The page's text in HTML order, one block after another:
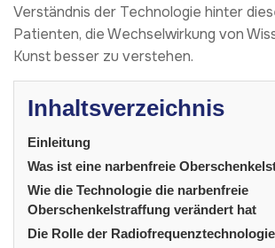
Verständnis der Technologie hinter
Patienten, die Wechselwirkung von
Kunst besser zu verstehen.
Inhaltsverzeichnis
Einleitung
Was ist eine narbenfreie
Wie die Technologie die narbenfreie
Oberschenkelstraffung verändert hat
Die Rolle der Radiofrequenztechnologie